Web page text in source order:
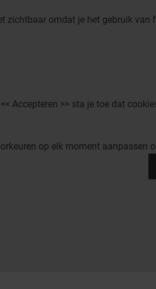
zichtbaar omdat je het gebruik van
Accepteren >> sta je toe dat
op elk moment aanpassen